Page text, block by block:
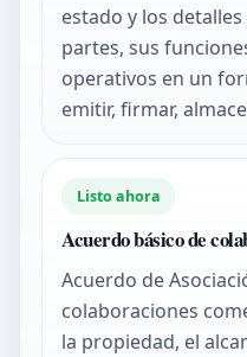
estado y los
partes, sus
operativos en un
emitir, firmar,
Listo ahora
Acuerdo básico de
Acuerdo de
colaboraciones
la propiedad, el